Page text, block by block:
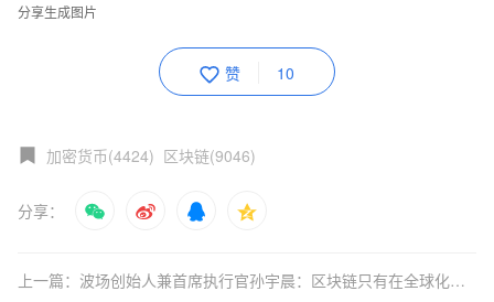
分享生成图片
赞 10
加密货币(4424) 区块链(9046)
分享：
上一篇：波场创始人兼首席执行官孙宇晨：区块链只有在全球化背景下才能爆发